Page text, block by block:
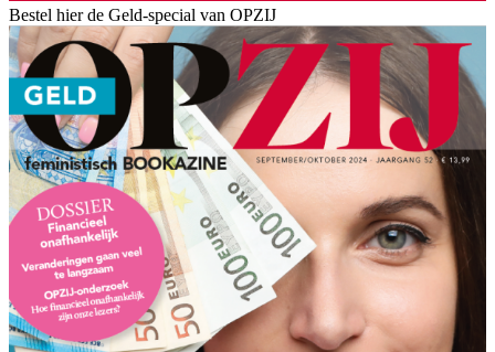
Bestel hier de Geld-special van OPZIJ